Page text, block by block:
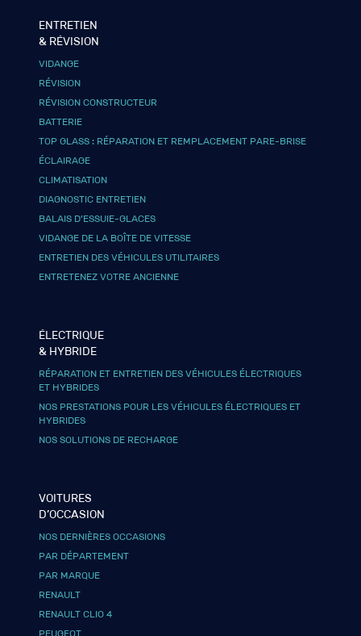
ENTRETIEN
& RÉVISION
VIDANGE
RÉVISION
RÉVISION CONSTRUCTEUR
BATTERIE
TOP GLASS : RÉPARATION ET REMPLACEMENT PARE-BRISE
ÉCLAIRAGE
CLIMATISATION
DIAGNOSTIC ENTRETIEN
BALAIS D’ESSUIE-GLACES
VIDANGE DE LA BOÎTE DE VITESSE
ENTRETIEN DES VÉHICULES UTILITAIRES
ENTRETENEZ VOTRE ANCIENNE
ÉLECTRIQUE
& HYBRIDE
RÉPARATION ET ENTRETIEN DES VÉHICULES ÉLECTRIQUES
ET HYBRIDES
NOS PRESTATIONS POUR LES VÉHICULES ÉLECTRIQUES ET
HYBRIDES
NOS SOLUTIONS DE RECHARGE
VOITURES
D’OCCASION
NOS DERNIÈRES OCCASIONS
PAR DÉPARTEMENT
PAR MARQUE
RENAULT
RENAULT CLIO 4
PEUGEOT